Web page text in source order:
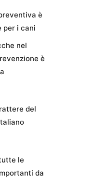
è
per i cani
nel
è
del
le
da